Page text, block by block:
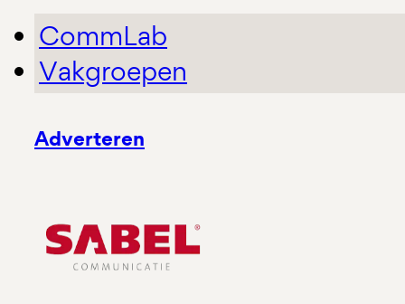
CommLab
Vakgroepen
Adverteren